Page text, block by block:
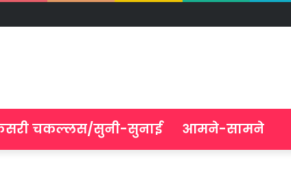
चकल्लस/सुनी-सुनाई आमने-सामने